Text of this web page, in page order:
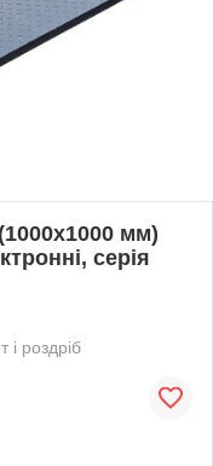
мм)
серія
і роздріб